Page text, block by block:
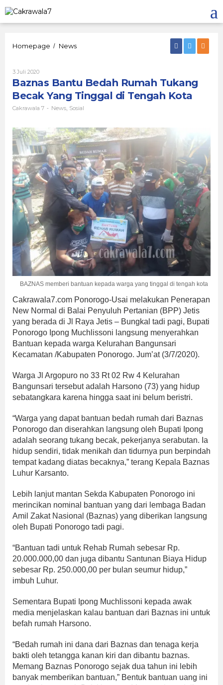
ke
konten
Homepage / NewsBaznas
Tukang
Becak
Yang
Tinggal
Tengah
Kota
3 Juli 2020Oleh
Cakrawala
7
Baznas Bantu Bedah Rumah Tukang
Becak Yang Tinggal di Tengah Kota
Cakrawala 7 - News Sosial
BAZNAS memberi bantuan kepada warga yang tinggal di tengah kota
Cakrawala7.com Ponorogo-Usai melakukan Penerapan
New Normal di Balai Penyuluh Pertanian (BPP) Jetis
yang berada di Jl Raya Jetis – Bungkal tadi pagi, Bupati
Ponorogo Ipong Muchlissoni langsung menyerahkan
Bantuan kepada warga Kelurahan Bangunsari
Kecamatan /Kabupaten Ponorogo. Jum’at (3/7/2020).
Warga Jl Argopuro no 33 Rt 02 Rw 4 Kelurahan
Bangunsari tersebut adalah Harsono (73) yang hidup
sebatangkara karena hingga saat ini belum beristri.
“Warga yang dapat bantuan bedah rumah dari Baznas
Ponorogo dan diserahkan langsung oleh Bupati Ipong
adalah seorang tukang becak, pekerjanya serabutan. Ia
hidup sendiri, tidak menikah dan tidurnya pun berpindah
tempat kadang diatas becaknya,” terang Kepala Baznas
Luhur Karsanto.
Lebih lanjut mantan Sekda Kabupaten Ponorogo ini
merincikan nominal bantuan yang dari lembaga Badan
Amil Zakat Nasional (Baznas) yang diberikan langsung
oleh Bupati Ponorogo tadi pagi.
“Bantuan tadi untuk Rehab Rumah sebesar Rp.
20.000.000,00 dan juga dibantu Santunan Biaya Hidup
sebesar Rp. 250.000,00 per bulan seumur hidup,”
imbuh Luhur.
Sementara Bupati Ipong Muchlissoni kepada awak
media menjelaskan kalau bantuan dari Baznas ini untuk
befah rumah Harsono.
“Bedah rumah ini dana dari Baznas dan tenaga kerja
bakti oleh tetangga kanan kiri dan dibantu baznas.
Memang Baznas Ponorogo sejak dua tahun ini lebih
banyak memberikan bantuan,” Bentuk bantuan uang ini